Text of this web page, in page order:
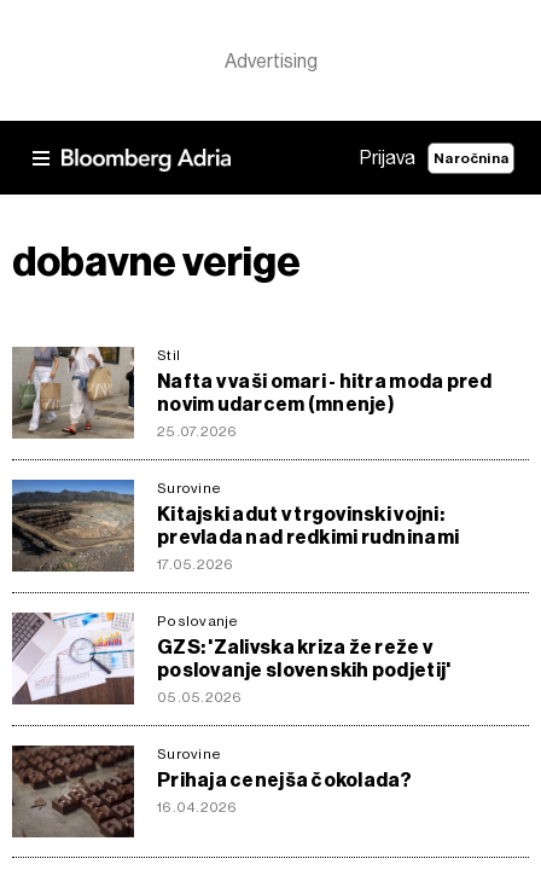
Prijava Naročnina
dobavne verige
Stil
Nafta v vaši omari - hitra moda pred
novim udarcem (mnenje)
25.07.2026
Surovine
Kitajski adut v trgovinski vojni:
prevlada nad redkimi rudninami
17.05.2026
Poslovanje
GZS: 'Zalivska kriza že reže v
poslovanje slovenskih podjetij'
05.05.2026
Surovine
Prihaja cenejša čokolada?
16.04.2026